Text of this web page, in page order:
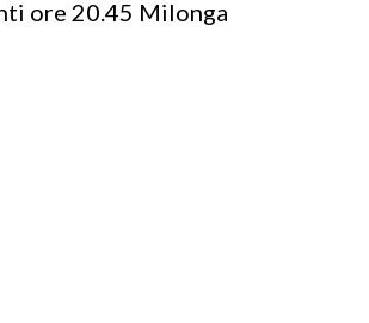
ore 20.45 Milonga